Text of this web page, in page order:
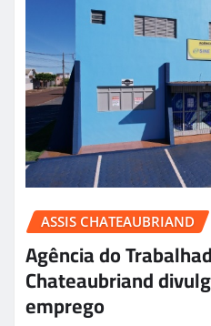
ASSIS CHATEAUBRIAND
Agência do
Chateaubriand
emprego